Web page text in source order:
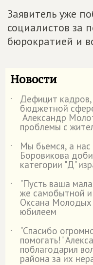
Заявитель уже
социалистов за
бюрократией и
Новости
˙ Дефицит кадров,
бюджетной
Александр
проблемы с
˙
Мы бьемся, а нас
Боровикова
категории "Д"
˙
"Пусть ваша
же самобытной и
Оксана Молодых
юбилеем
˙
"Спасибо
помогать!"
поблагодарил
района за их